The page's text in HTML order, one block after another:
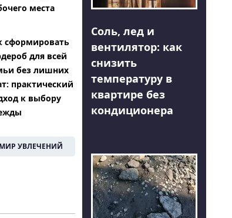
места
сформировать
для всей
без лишних
практический
к выбору
МИР УВЛЕЧЕНИЙ
Соль, лед и
вентилятор: как
снизить
температуру в
квартире без
кондиционера